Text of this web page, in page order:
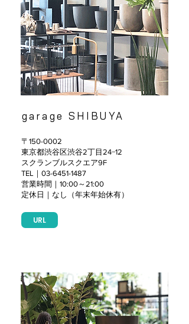
garage SHIBUYA
〒150-0002
東京都渋谷区渋谷2丁目24−12
スクランブルスクエア9F
TEL｜03-6451-1487
営業時間｜10:00～21:00
定休日｜なし（年末年始休有）
URL